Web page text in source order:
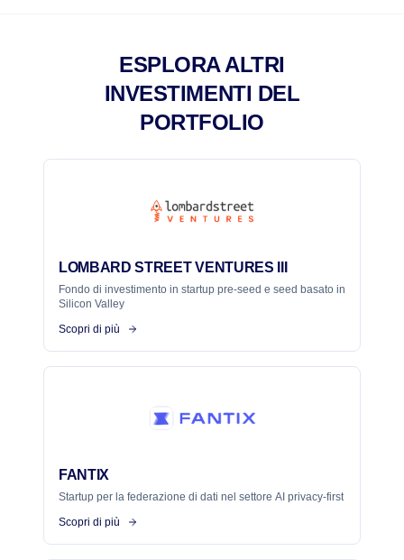
ESPLORA ALTRI
INVESTIMENTI DEL
PORTFOLIO
LOMBARD STREET VENTURES III
Fondo di investimento in startup pre-seed e seed basato in
Silicon Valley
Scopri di più
FANTIX
Startup per la federazione di dati nel settore AI privacy-first
Scopri di più